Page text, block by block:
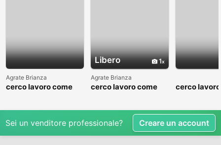
Agrate Brianza
cerco lavoro come
Libero 1
Agrate Brianza
cerco lavoro come
cerco
Sei un venditore professionale? Creare un account